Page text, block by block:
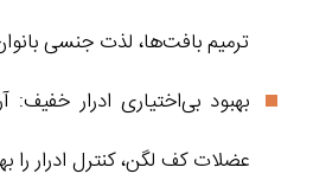
ترمیم بافت‌ها، لذت جنسی
بهبود بی‌اختیاری ادرار خفیف:
عضلات کف لگن، کنترل ادرار را